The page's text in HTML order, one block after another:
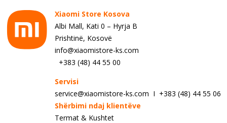
Xiaomi Store Kosova
Albi Mall, Kati 0 – Hyrja B
Prishtinë, Kosovë
info@xiaomistore-ks.com
+383 (48) 44 55 00
Servisi
service@xiaomistore-ks.com I +383 (48) 44 55 06
Shërbimi ndaj klientëve
Termat & Kushtet